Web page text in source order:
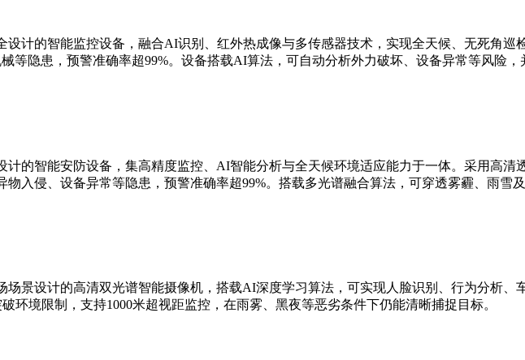
计的智能监控设备，融合AI识别、红外热成像与多传感器技术，实现全天候、无死角巡
等隐患，预警准确率超99%。设备搭载AI算法，可自动分析外力破坏、设备异常等风险，
的智能安防设备，集高精度监控、AI智能分析与全天候环境适应能力于一体。采用高清
入侵、设备异常等隐患，预警准确率超99%。搭载多光谱融合算法，可穿透雾霾、雨雪
景设计的高清双光谱智能摄像机，搭载AI深度学习算法，可实现人脸识别、行为分析、
环境限制，支持1000米超视距监控，在雨雾、黑夜等恶劣条件下仍能清晰捕捉目标。